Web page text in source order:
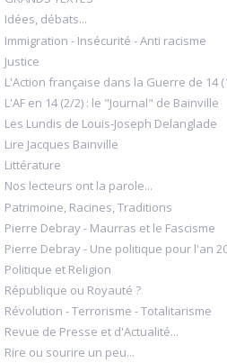
Idées, débats...
Immigration - Insécurité - Anti racisme
Justice
L'Action française dans la Guerre de 14
L'AF en 14 (2/2) : le "Journal" de Bainville
Les Lundis de Louis-Joseph Delanglade
Lire Jacques Bainville
Littérature
Nos lecteurs ont la parole...
Patrimoine, Racines, Traditions
Pierre Debray - Maurras et le Fascisme
Pierre Debray - Une politique pour l'an
Politique et Religion
République ou Royauté ?
Révolution - Terrorisme - Totalitarisme
Revue de Presse et d'Actualité...
Rire ou sourire un peu...